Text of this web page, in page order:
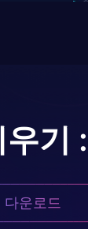
기
다운로드